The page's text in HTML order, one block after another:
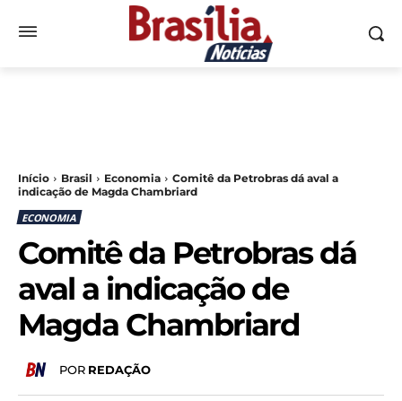
Início Brasil Economia
Comitê da Petrobras dá aval a
indicação de Magda Chambriard
ECONOMIA
Comitê da Petrobras dá
aval a indicação de
Magda Chambriard
POR REDAÇÃO